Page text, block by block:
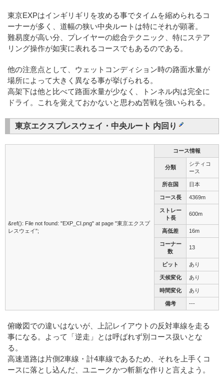
東京EXPはインギリギリを攻める事でタイムを縮められるコ
ーナーが多く、道幅の狭い中央ルートは特にそれが顕著。
難易度が高い分、プレイヤーの総合テクニック、特にステア
リング操作が如実に表れるコースでもあるのである。
他の注意点として、ウェットコンディション時の路面水量が
場所によって大きく異なる事が挙げられる。
高架下は他と比べて路面水量が少なく、トンネル内は完全に
ドライ。これを覚えておかないと思わぬ苦戦を強いられる。
東京エクスプレスウェイ・中央ルート 内回り
&ref(): File not found: "EXP_CI.png" at page "東京エクスプ
レスウェイ";
コース情報
分類
シティコ
ース
所在国 日本
コース長 4369m
ストレー
ト長
600m
高低差 16m
コーナー
数
13
ピット あり
天候変化 あり
時間変化 あり
備考 ---
俯瞰図での違いはないが、上記レイアウトの反対車線を走る
事になる。よって「逆走」とは呼ばれず別コース扱いとな
る。
高速道路は片側2車線・計4車線であるため、それを上手くコ
ースに落とし込んだ、ユニークかつ斬新な作りと言えよう。